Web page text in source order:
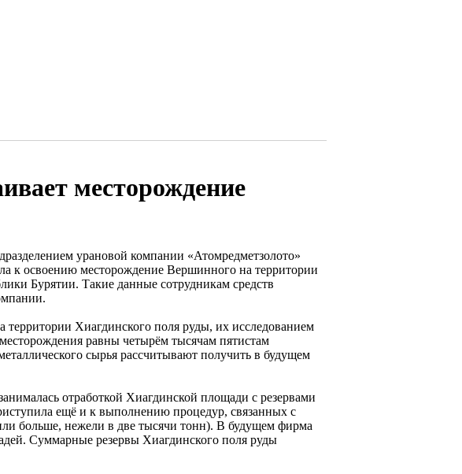
месторождение
урановой компании «Атомредметзолото»
к освоению месторождение Вершинного на территории
Бурятии. Такие данные сотрудникам средств
Хиагдинского поля руды, их исследованием
равны четырём тысячам пятистам
сырья рассчитывают получить в будущем
отработкой Хиагдинской площади с резервами
ещё и к выполнению процедур, связанных с
больше, нежели в две тысячи тонн). В будущем фирма
Суммарные резервы Хиагдинского поля руды